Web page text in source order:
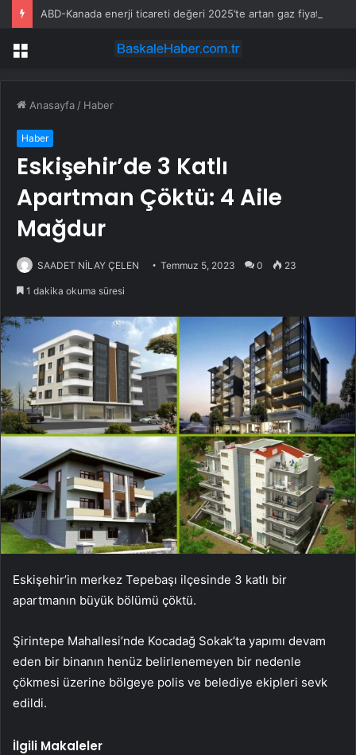
Menü
Anasayfa / Haber
Haber
Eskişehir’de 3 Katlı
Apartman Çöktü: 4 Aile
Mağdur
SAADET NİLAY ÇELEN Temmuz 5, 2023 0 23
1 dakika okuma süresi
Eskişehir’in merkez Tepebaşı ilçesinde 3 katlı bir
apartmanın büyük bölümü çöktü.
Şirintepe Mahallesi’nde Kocadağ Sokak’ta yapımı devam
eden bir binanın henüz belirlenemeyen bir nedenle
çökmesi üzerine bölgeye polis ve belediye ekipleri sevk
edildi.
İlgili Makaleler